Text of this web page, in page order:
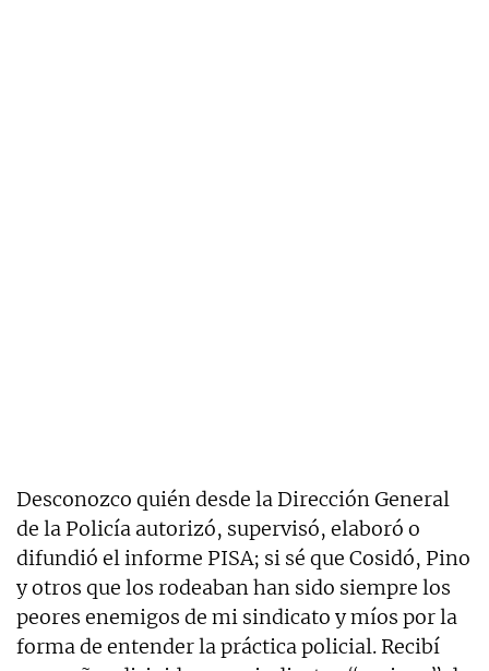
Desconozco quién desde la Dirección General
de la Policía autorizó, supervisó, elaboró o
difundió el informe PISA; si sé que Cosidó, Pino
y otros que los rodeaban han sido siempre los
peores enemigos de mi sindicato y míos por la
forma de entender la práctica policial. Recibí